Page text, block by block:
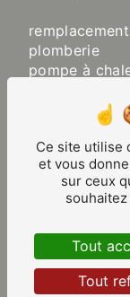
plomberie
pompe à
plancher
chauffage
chauffagiste
rénovation
climatisation
pose de clim
Ce site utilise
et vous
sur ceux
Tout
Tout